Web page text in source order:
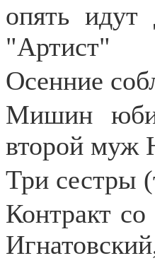
опять
"Артист"
Осенние
Мишин
второй муж
Три сестры
Контракт